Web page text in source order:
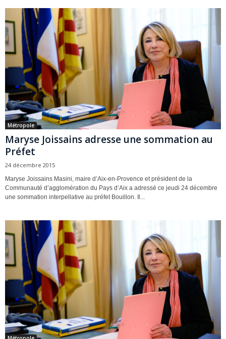
Métropole
Maryse Joissains adresse une sommation au
Préfet
24 décembre 2015
Maryse Joissains Masini, maire d’Aix-en-Provence et président de la
Communauté d’agglomération du Pays d’Aix a adressé ce jeudi 24 décembre
une sommation interpellative au préfet Bouillon. Il...